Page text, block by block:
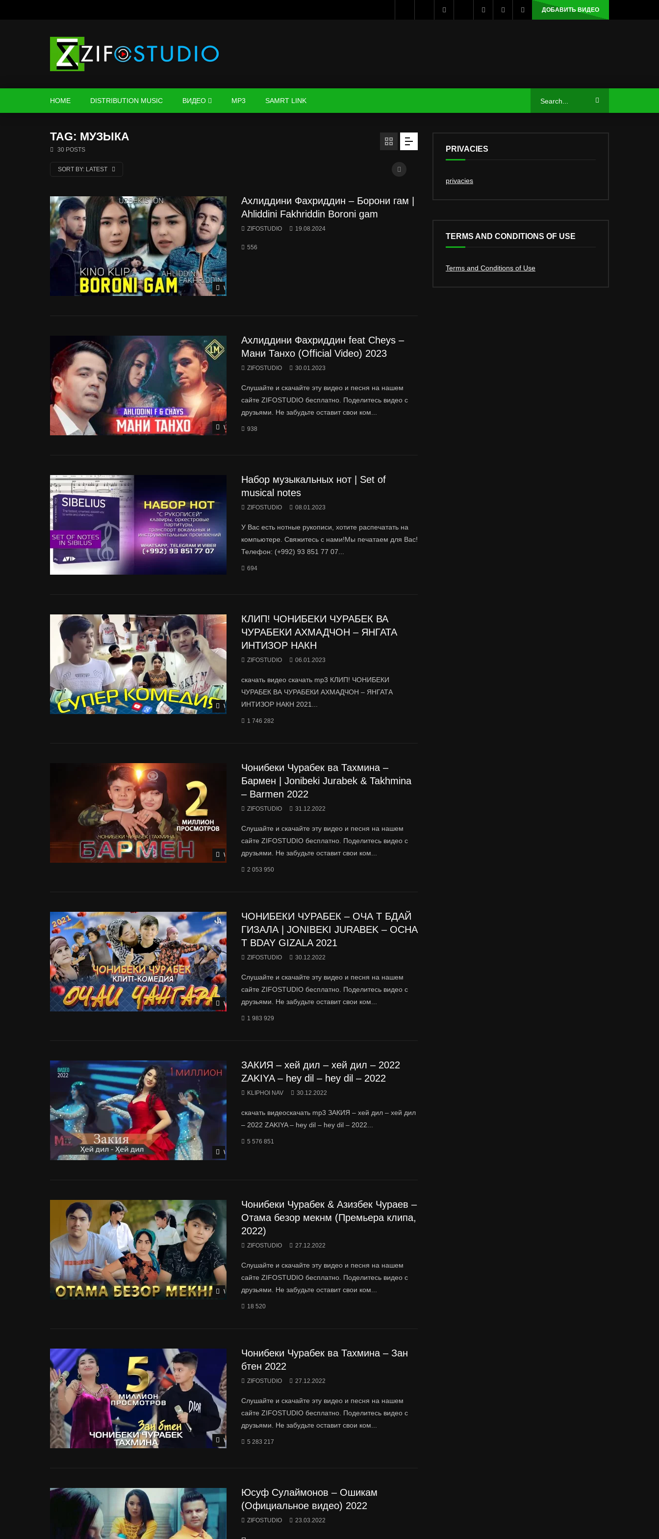
ДОБАВИТЬ ВИДЕО
HOME DISTRIBUTION MUSIC ВИДЕО MP3 SAMRT LINK
TAG: МУЗЫКА
30 POSTS
SORT BY: LATEST
Watch Later
Ахлиддини Фахриддин – Борони гам |
Ahliddini Fakhriddin Boroni gam
ZIFOSTUDIO 19.08.2024
556
Watch Later
Ахлиддини Фахриддин feat Cheys –
Мани Танхо (Official Video) 2023
ZIFOSTUDIO 30.01.2023
Слушайте и скачайте эту видео и песня на нашем
сайте ZIFOSTUDIO бесплатно. Поделитесь видео с
друзьями. Не забудьте оставит свои ком...
938
Набор музыкальных нот | Set of
musical notes
ZIFOSTUDIO 08.01.2023
У Вас есть нотные рукописи, хотите распечатать на
компьютере. Свяжитесь с нами!Мы печатаем для Вас!
Телефон: (+992) 93 851 77 07...
694
Watch Later
КЛИП! ЧОНИБЕКИ ЧУРАБЕК ВА
ЧУРАБЕКИ АХМАДЧОН – ЯНГАТА
ИНТИЗОР НАКН
ZIFOSTUDIO 06.01.2023
скачать видео скачать mp3 КЛИП! ЧОНИБЕКИ
ЧУРАБЕК ВА ЧУРАБЕКИ АХМАДЧОН – ЯНГАТА
ИНТИЗОР НАКН 2021...
1 746 282
Watch Later
Чонибеки Чурабек ва Тахмина –
Бармен | Jonibeki Jurabek & Takhmina
– Barmen 2022
ZIFOSTUDIO 31.12.2022
Слушайте и скачайте эту видео и песня на нашем
сайте ZIFOSTUDIO бесплатно. Поделитесь видео с
друзьями. Не забудьте оставит свои ком...
2 053 950
Watch Later
ЧОНИБЕКИ ЧУРАБЕК – ОЧА Т БДАЙ
ГИЗАЛА | JONIBEKI JURABEK – OCHA
T BDAY GIZALA 2021
ZIFOSTUDIO 30.12.2022
Слушайте и скачайте эту видео и песня на нашем
сайте ZIFOSTUDIO бесплатно. Поделитесь видео с
друзьями. Не забудьте оставит свои ком...
1 983 929
Watch Later
ЗАКИЯ – хей дил – хей дил – 2022
ZAKIYA – hey dil – hey dil – 2022
KLIPHOI NAV 30.12.2022
скачать видеоскачать mp3 ЗАКИЯ – хей дил – хей дил
– 2022 ZAKIYA – hey dil – hey dil – 2022...
5 576 851
Watch Later
Чонибеки Чурабек & Азизбек Чураев –
Отама безор мекнм (Премьера клипа,
2022)
ZIFOSTUDIO 27.12.2022
Слушайте и скачайте эту видео и песня на нашем
сайте ZIFOSTUDIO бесплатно. Поделитесь видео с
друзьями. Не забудьте оставит свои ком...
18 520
Watch Later
Чонибеки Чурабек ва Тахмина – Зан
бтен 2022
ZIFOSTUDIO 27.12.2022
Слушайте и скачайте эту видео и песня на нашем
сайте ZIFOSTUDIO бесплатно. Поделитесь видео с
друзьями. Не забудьте оставит свои ком...
5 283 217
Юсуф Сулаймонов – Ошикам
(Официальное видео) 2022
ZIFOSTUDIO 23.03.2022
PRIVACIES
privacies
TERMS AND CONDITIONS OF USE
Terms and Conditions of Use